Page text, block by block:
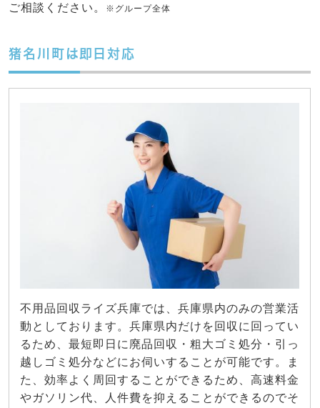
ご相談ください。
※グループ全体
猪名川町は即日対応
不用品回収ライズ兵庫では、兵庫県内のみの営業活
動としております。兵庫県内だけを回収に回ってい
るため、最短即日に廃品回収・粗大ゴミ処分・引っ
越しゴミ処分などにお伺いすることが可能です。ま
た、効率よく周回することができるため、高速料金
やガソリン代、人件費を抑えることができるのでそ